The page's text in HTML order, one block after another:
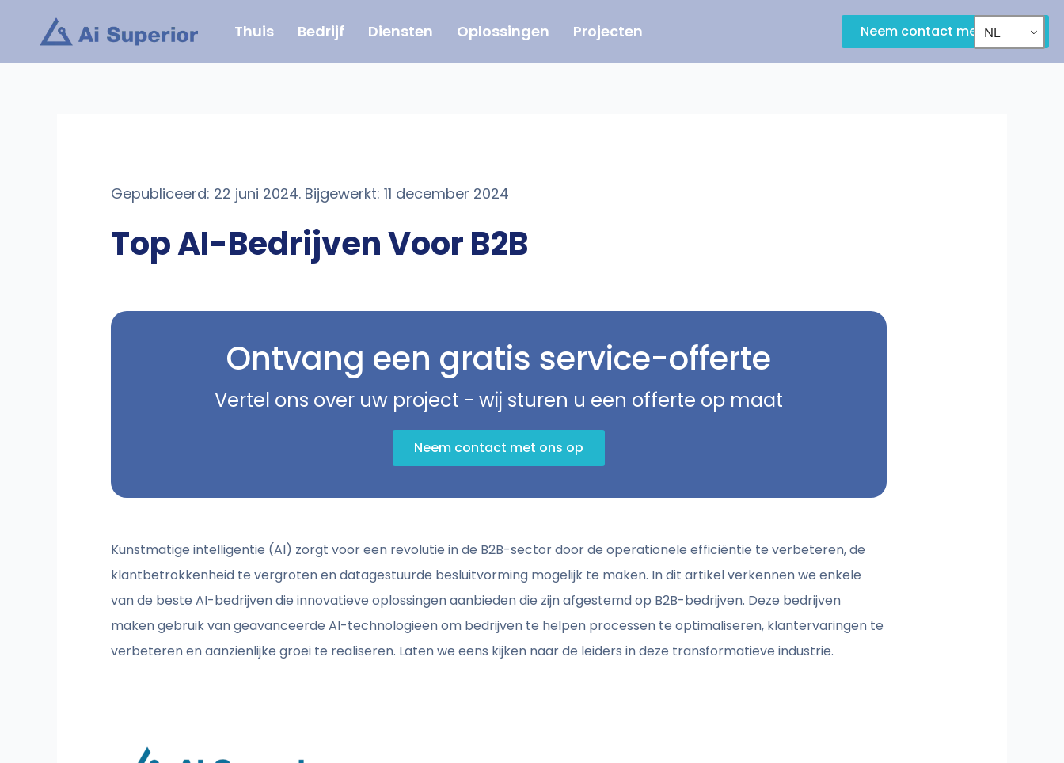
Thuis Bedrijf Diensten Oplossingen Projecten Neem contact met ons op
NL
Gepubliceerd: 22 juni 2024. Bijgewerkt: 11 december 2024
Top AI-Bedrijven Voor B2B
Ontvang een gratis service-offerte
Vertel ons over uw project - wij sturen u een offerte op maat
Neem contact met ons op
Kunstmatige intelligentie (AI) zorgt voor een revolutie in de B2B-sector door de operationele efficiëntie te verbeteren, de
klantbetrokkenheid te vergroten en datagestuurde besluitvorming mogelijk te maken. In dit artikel verkennen we enkele
van de beste AI-bedrijven die innovatieve oplossingen aanbieden die zijn afgestemd op B2B-bedrijven. Deze bedrijven
maken gebruik van geavanceerde AI-technologieën om bedrijven te helpen processen te optimaliseren, klantervaringen te
verbeteren en aanzienlijke groei te realiseren. Laten we eens kijken naar de leiders in deze transformatieve industrie.